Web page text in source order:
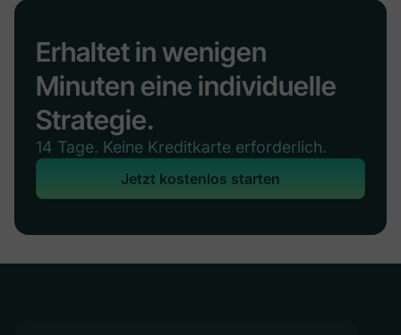
Erhaltet in wenigen
Minuten eine individuelle
Strategie.
14 Tage. Keine Kreditkarte erforderlich.
Jetzt kostenlos starten